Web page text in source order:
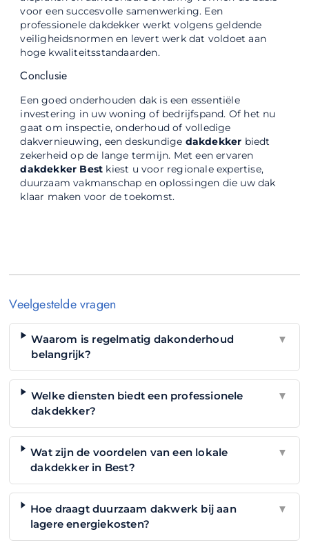
voor een succesvolle samenwerking. Een
professionele dakdekker werkt volgens geldende
veiligheidsnormen en levert werk dat voldoet aan
hoge kwaliteitsstandaarden.
Conclusie
Een goed onderhouden dak is een essentiële
investering in uw woning of bedrijfspand. Of het nu
gaat om inspectie, onderhoud of volledige
dakvernieuwing, een deskundige dakdekker biedt
zekerheid op de lange termijn. Met een ervaren
dakdekker Best kiest u voor regionale expertise,
duurzaam vakmanschap en oplossingen die uw dak
klaar maken voor de toekomst.
Veelgestelde vragen
Waarom is regelmatig dakonderhoud
belangrijk?
▼
Welke diensten biedt een professionele
dakdekker?
▼
Wat zijn de voordelen van een lokale
dakdekker in Best?
▼
Hoe draagt duurzaam dakwerk bij aan
lagere energiekosten?
▼